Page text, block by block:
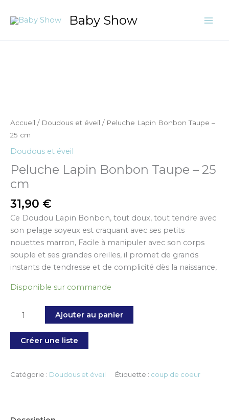
Baby Show
Accueil / Doudous et éveil / Peluche Lapin Bonbon Taupe –
25 cm
Doudous et éveil
Peluche Lapin Bonbon Taupe – 25
cm
31,90 €
Ce Doudou Lapin Bonbon, tout doux, tout tendre avec
son pelage soyeux est craquant avec ses petits
nouettes marron, Facile à manipuler avec son corps
souple et ses grandes oreilles, il promet de grands
instants de tendresse et de complicité dès la naissance,
Disponible sur commande
Taupe
-
cm
Ajouter au panier
Créer une liste
Catégorie : Doudous et éveil Étiquette : coup de coeur